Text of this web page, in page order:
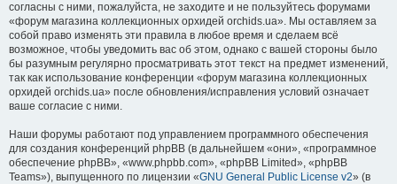
согласны с ними, пожалуйста, не заходите и не пользуйтесь форумами
«форум магазина коллекционных орхидей orchids.ua». Мы оставляем за
собой право изменять эти правила в любое время и сделаем всё
возможное, чтобы уведомить вас об этом, однако с вашей стороны было
бы разумным регулярно просматривать этот текст на предмет изменений,
так как использование конференции «форум магазина коллекционных
орхидей orchids.ua» после обновления/исправления условий означает
ваше согласие с ними.
Наши форумы работают под управлением программного обеспечения
для создания конференций phpBB (в дальнейшем «они», «программное
обеспечение phpBB», «www.phpbb.com», «phpBB Limited», «phpBB
Teams»), выпущенного по лицензии «GNU General Public License v2» (в